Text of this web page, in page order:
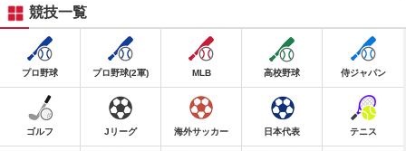
競技一覧
プロ野球 プロ野球(2軍) MLB 高校野球 侍ジャパン
ゴルフ Jリーグ 海外サッカー 日本代表 テニス